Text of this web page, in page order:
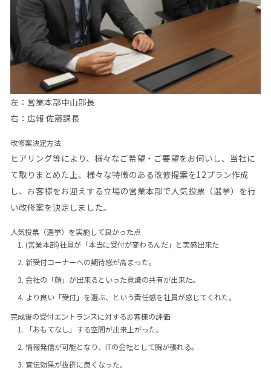
左：営業本部中山部長
右：広報 佐藤課長
改修案決定方法
ヒアリング等により、様々なご希望・ご要望をお伺いし、当社に
て取りまとめた上、様々な特徴のある改修提案を12プラン作成
し、お客様をお迎えする立場の営業本部で人気投票（選挙）を行
い改修案を決定しました。
人気投票（選挙）を実施して良かった点
(営業本部)社員が「本当に受付が変わるんだ」と実感出来た
新受付コーナーへの期待感が高まった。
会社の「顔」が出来るといった意識の共有が出来た。
より良い「受付」を選ぶ、という責任感を社員が感じてくれた。
完成後の受付エントランスに対するお客様の評価
「おもてなし」する空間が出来上がった。
情報発信が可能となり、ITの会社として胸が張れる。
宣伝効果が抜群に良くなった。